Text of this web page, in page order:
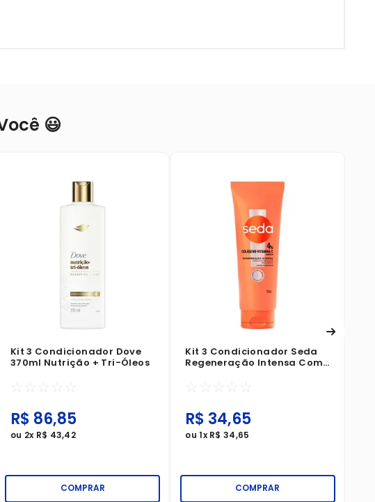
😃
Kit 3 Condicionador Dove
370ml Nutrição + Tri-Óleos
☆ ☆ ☆ ☆ ☆
R$ 86,85
ou 2x R$ 43,42
COMPRAR
Kit 3 Condicionador Seda
Regeneração Intensa Com
Complex 250ml
☆ ☆ ☆ ☆ ☆
R$ 34,65
ou1xR$ 34,65
COMPRAR